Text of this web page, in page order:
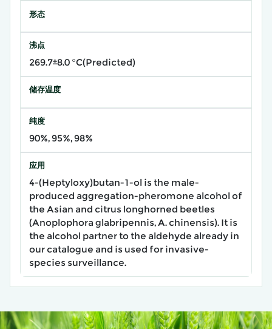
形态
沸点
269.7±8.0 °C(Predicted)
储存温度
纯度
90%, 95%, 98%
应用
4-(Heptyloxy)butan-1-ol is the male-
produced aggregation-pheromone alcohol of
the Asian and citrus longhorned beetles
(Anoplophora glabripennis, A. chinensis). It is
the alcohol partner to the aldehyde already in
our catalogue and is used for invasive-
species surveillance.